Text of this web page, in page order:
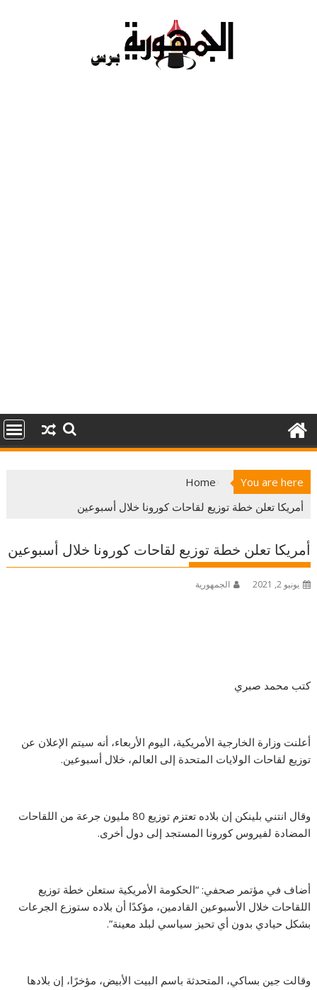
You are here
Home
أمريكا تعلن خطة توزيع لقاحات كورونا خلال أسبوعين
أمريكا تعلن خطة توزيع لقاحات كورونا خلال أسبوعين
يونيو 2, 2021 الجمهورية
كتب محمد صبري
أعلنت وزارة الخارجية الأمريكية، اليوم الأربعاء، أنه سيتم الإعلان عن
توزيع لقاحات الولايات المتحدة إلى العالم، خلال أسبوعين.
وقال انتني بلينكن إن بلاده تعتزم توزيع 80 مليون جرعة من اللقاحات
المضادة لفيروس كورونا المستجد إلى دول أخرى.
أضاف في مؤتمر صحفي: “الحكومة الأمريكية ستعلن خطة توزيع
اللقاحات خلال الأسبوعين القادمين، مؤكدًا أن بلاده ستوزع الجرعات
بشكل حيادي بدون أي تحيز سياسي لبلد معينة”.
وقالت جين بساكي، المتحدثة باسم البيت الأبيض، مؤخرًا، إن بلادها